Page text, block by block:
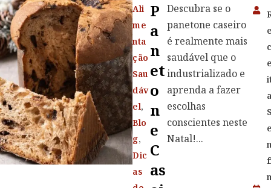
Ali
me
nta
ção
Sau
dáv
el,
Blo
g,
Dic
as
P
A
N
Et
O
N
E
C
As
Descubra se o
panetone caseiro
é realmente mais
saudável que o
industrializado e
aprenda a fazer
escolhas
conscientes neste
Natal!...